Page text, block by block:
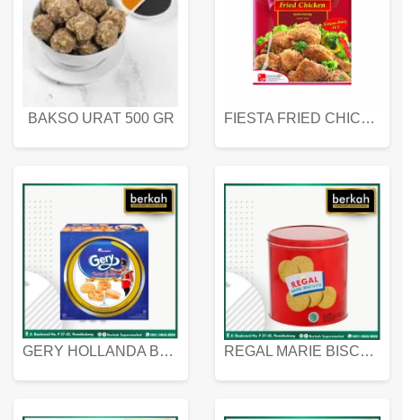
BAKSO URAT 500 GR FIESTA FRIED CHICKEN 500 GR
GERY HOLLANDA BUTTER COOKIES 450 GRAM REGAL MARIE BISCUIT KALENG 550 GRAM